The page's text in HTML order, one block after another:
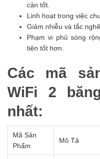
cản tốt.
Linh hoạt trong việc
Giảm nhiễu và tắc
Phạm vi phủ sóng
tiện tốt hơn.
Các mã
WiFi 2
nhất:
Mã Sản
Phẩm
Mô Tả